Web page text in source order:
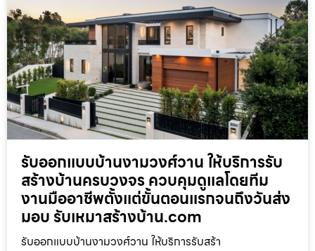
รับออกแบบบ้านงามวงศ์วาน ให้บริการรับ
สร้างบ้านครบวงจร ควบคุมดูแลโดยทีม
งานมืออาชีพตั้งแต่ขั้นตอนแรกจนถึงวันส่ง
มอบ รับเหมาสร้างบ้าน.com
รับออกแบบบ้านงามวงศ์วาน ให้บริการรับสร้า